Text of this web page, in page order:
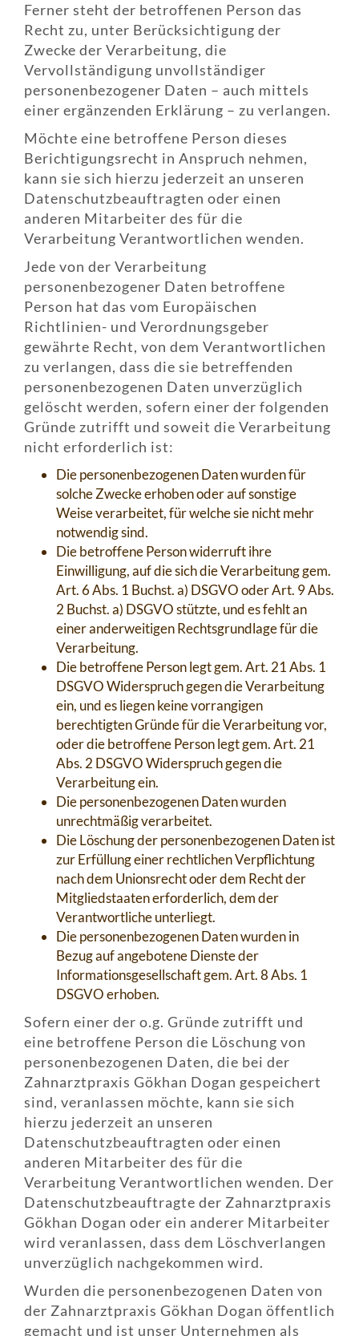
Ferner steht der betroffenen Person das
Recht zu, unter Berücksichtigung der
Zwecke der Verarbeitung, die
Vervollständigung unvollständiger
personenbezogener Daten – auch mittels
einer ergänzenden Erklärung – zu verlangen.
Möchte eine betroffene Person dieses
Berichtigungsrecht in Anspruch nehmen,
kann sie sich hierzu jederzeit an unseren
Datenschutzbeauftragten oder einen
anderen Mitarbeiter des für die
Verarbeitung Verantwortlichen wenden.
Jede von der Verarbeitung
personenbezogener Daten betroffene
Person hat das vom Europäischen
Richtlinien- und Verordnungsgeber
gewährte Recht, von dem Verantwortlichen
zu verlangen, dass die sie betreffenden
personenbezogenen Daten unverzüglich
gelöscht werden, sofern einer der folgenden
Gründe zutrifft und soweit die Verarbeitung
nicht erforderlich ist:
Die personenbezogenen Daten wurden für
solche Zwecke erhoben oder auf sonstige
Weise verarbeitet, für welche sie nicht mehr
notwendig sind.
Die betroffene Person widerruft ihre
Einwilligung, auf die sich die Verarbeitung gem.
Art. 6 Abs. 1 Buchst. a) DSGVO oder Art. 9 Abs.
2 Buchst. a) DSGVO stützte, und es fehlt an
einer anderweitigen Rechtsgrundlage für die
Verarbeitung.
Die betroffene Person legt gem. Art. 21 Abs. 1
DSGVO Widerspruch gegen die Verarbeitung
ein, und es liegen keine vorrangigen
berechtigten Gründe für die Verarbeitung vor,
oder die betroffene Person legt gem. Art. 21
Abs. 2 DSGVO Widerspruch gegen die
Verarbeitung ein.
Die personenbezogenen Daten wurden
unrechtmäßig verarbeitet.
Die Löschung der personenbezogenen Daten ist
zur Erfüllung einer rechtlichen Verpflichtung
nach dem Unionsrecht oder dem Recht der
Mitgliedstaaten erforderlich, dem der
Verantwortliche unterliegt.
Die personenbezogenen Daten wurden in
Bezug auf angebotene Dienste der
Informationsgesellschaft gem. Art. 8 Abs. 1
DSGVO erhoben.
Sofern einer der o.g. Gründe zutrifft und
eine betroffene Person die Löschung von
personenbezogenen Daten, die bei der
Zahnarztpraxis Gökhan Dogan gespeichert
sind, veranlassen möchte, kann sie sich
hierzu jederzeit an unseren
Datenschutzbeauftragten oder einen
anderen Mitarbeiter des für die
Verarbeitung Verantwortlichen wenden. Der
Datenschutzbeauftragte der Zahnarztpraxis
Gökhan Dogan oder ein anderer Mitarbeiter
wird veranlassen, dass dem Löschverlangen
unverzüglich nachgekommen wird.
Wurden die personenbezogenen Daten von
der Zahnarztpraxis Gökhan Dogan öffentlich
gemacht und ist unser Unternehmen als